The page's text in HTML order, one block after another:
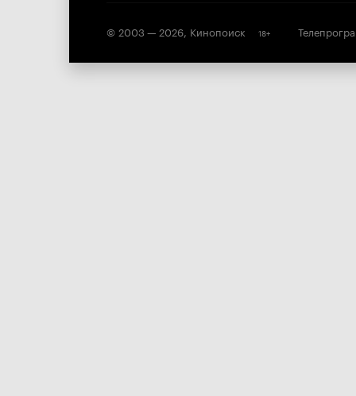
© 2003 — 2026, Кинопоиск 18+